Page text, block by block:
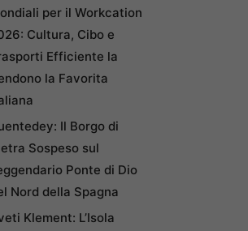
per il Workcation
Cultura, Cibo e
Efficiente la
la Favorita
Il Borgo di
Sospeso sul
Ponte di Dio
Nord della Spagna
Klement: L’Isola